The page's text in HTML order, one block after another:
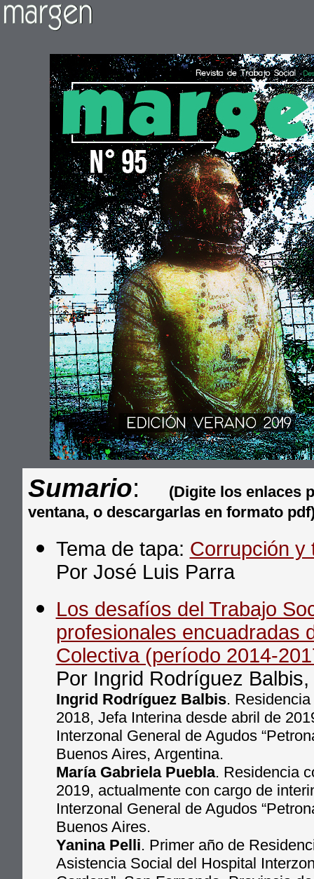
Sumario:
(Digite los enlaces
ventana, o descargarlas en formato
Tema de tapa: Corrupción y
Por José Luis Parra
Los desafíos del Trabajo
profesionales encuadradas
Colectiva (período 2014-
Por Ingrid Rodríguez
Ingrid Rodríguez Balbis.
2018, Jefa Interina desde abril de
Interzonal General de Agudos
Buenos Aires, Argentina.
María Gabriela Puebla. Residencia
2019, actualmente con cargo de
Interzonal General de Agudos
Buenos Aires.
Yanina Pelli. Primer año de
Asistencia Social del Hospital